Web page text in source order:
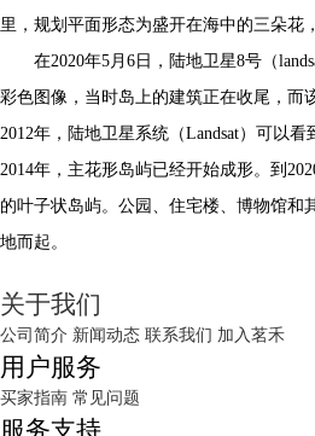
里，规划平面形态为盛开在海中的三朵花
在2020年5月6日，陆地卫星8号（
彩色图像，当时岛上的建筑正在收尾，而
2012年，陆地卫星系统（Landsat）可以
2014年，主花形岛屿已经开始成形。到
的叶子状岛屿。公园、住宅楼、博物馆和
地而起。
关于我们
公司简介 新闻动态 联系我们 加入茗禾
用户服务
买家指南 常见问题
服务支持